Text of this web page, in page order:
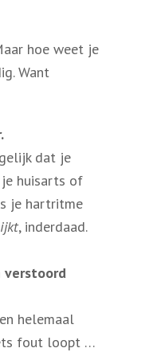
hoe weet je
Want
dat je
huisarts of
je hartritme
, inderdaad.
verstoord
helemaal
fout loopt …